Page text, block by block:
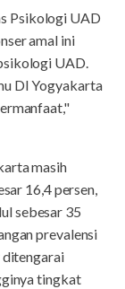
Psikologi UAD
amal ini
UAD.
DI Yogyakarta
masih
16,4 persen,
sebesar 35
prevalensi
tingkat